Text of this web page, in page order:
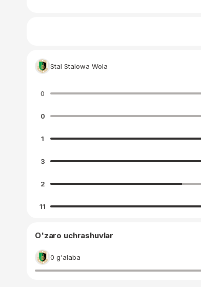
Stal Stalowa Wola
0
0
1
3
2
11
O'zaro uchrashuvlar
0 g'alaba